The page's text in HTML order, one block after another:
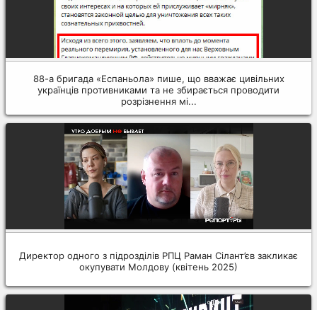
88-а бригада «Еспаньола» пише, що вважає цивільних
українців противниками та не збирається проводити
розрізнення мі...
Директор одного з підрозділів РПЦ Раман Сілант’єв закликає
окупувати Молдову (квітень 2025)